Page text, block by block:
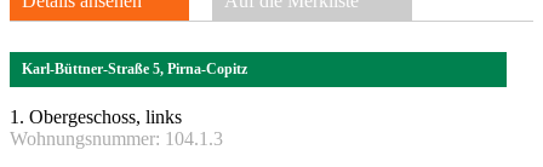
Karl-Büttner-Straße 5, Pirna-Copitz
1. Obergeschoss, links
Wohnungsnummer: 104.1.3